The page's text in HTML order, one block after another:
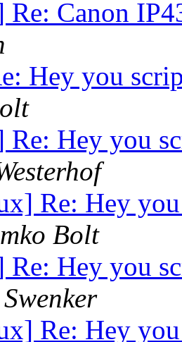
Canon
Hey you
Hey you
Re: Hey
Bolt
Hey you
Re: Hey